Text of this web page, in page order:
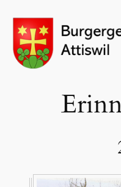
Inhalt
springen